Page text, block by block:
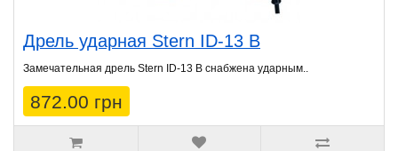
Дрель ударная Stern ID-13 B
Замечательная дрель Stern ID-13 B снабжена ударным..
872.00 грн